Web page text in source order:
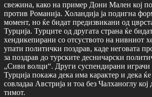
свежина, како на пример Дони Мален кој
против Романија. Холандија ја подигна
момент, но ќе бидат предизвикани од
Турција. Турците од другата страна ќе
хендикепирани со отсуството на нивниот
упати политички поздрав, каде неговата
за поздрав до турските десничарски
„Сиви волци“. Други суспендирани играчи
Турција покажа дека има карактер и дека ќе
совладаа Австрија и тоа без Чалханоглу кој
тимот.